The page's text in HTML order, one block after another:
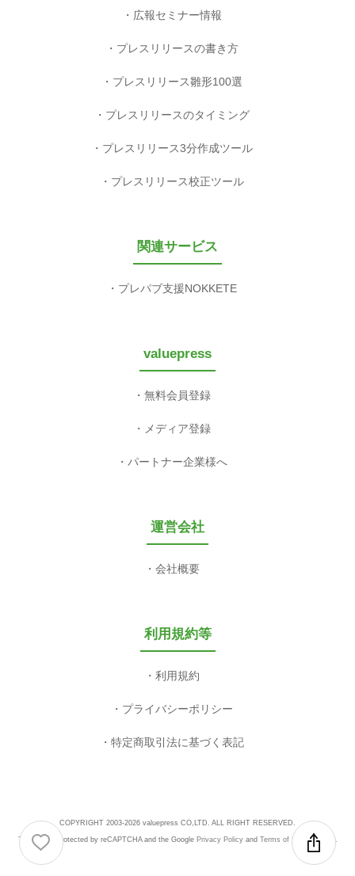
広報セミナー情報
プレスリリースの書き方
プレスリリース雛形100選
プレスリリースのタイミング
プレスリリース3分作成ツール
プレスリリース校正ツール
関連サービス
プレパブ支援NOKKETE
valuepress
無料会員登録
メディア登録
パートナー企業様へ
運営会社
会社概要
利用規約等
利用規約
プライバシーポリシー
特定商取引法に基づく表記
COPYRIGHT 2003-2026 valuepress CO,LTD. ALL RIGHT RESERVED.
This site is protected by reCAPTCHA and the Google Privacy Policyand Terms of Serviceapply.